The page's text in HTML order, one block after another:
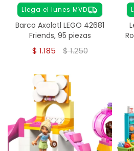
Llega el lunes MVD
Barco Axolotl LEGO 42681
Friends, 95 piezas
$ 1.185 $1.250